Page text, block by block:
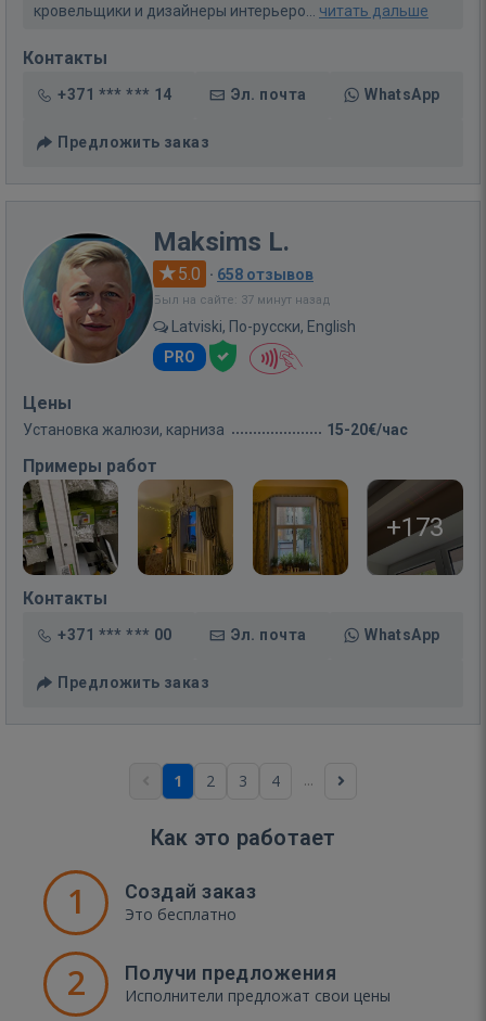
кровельщики и дизайнеры интерьеро... читать дальше
Контакты
+371 *** *** 14 Эл. почта WhatsApp
Предложить заказ
Maksims L.
5.0 · 658 отзывов
Был на сайте: 37 минут назад
Latviski, По-русски, English
PRO
Цены
Установка жалюзи, карниза 15-20€/час
Примеры работ
+173
Контакты
+371 *** *** 00 Эл. почта WhatsApp
Предложить заказ
1 2 3 4 ...
Как это работает
1 Создай заказ
Это бесплатно
2 Получи предложения
Исполнители предложат свои цены